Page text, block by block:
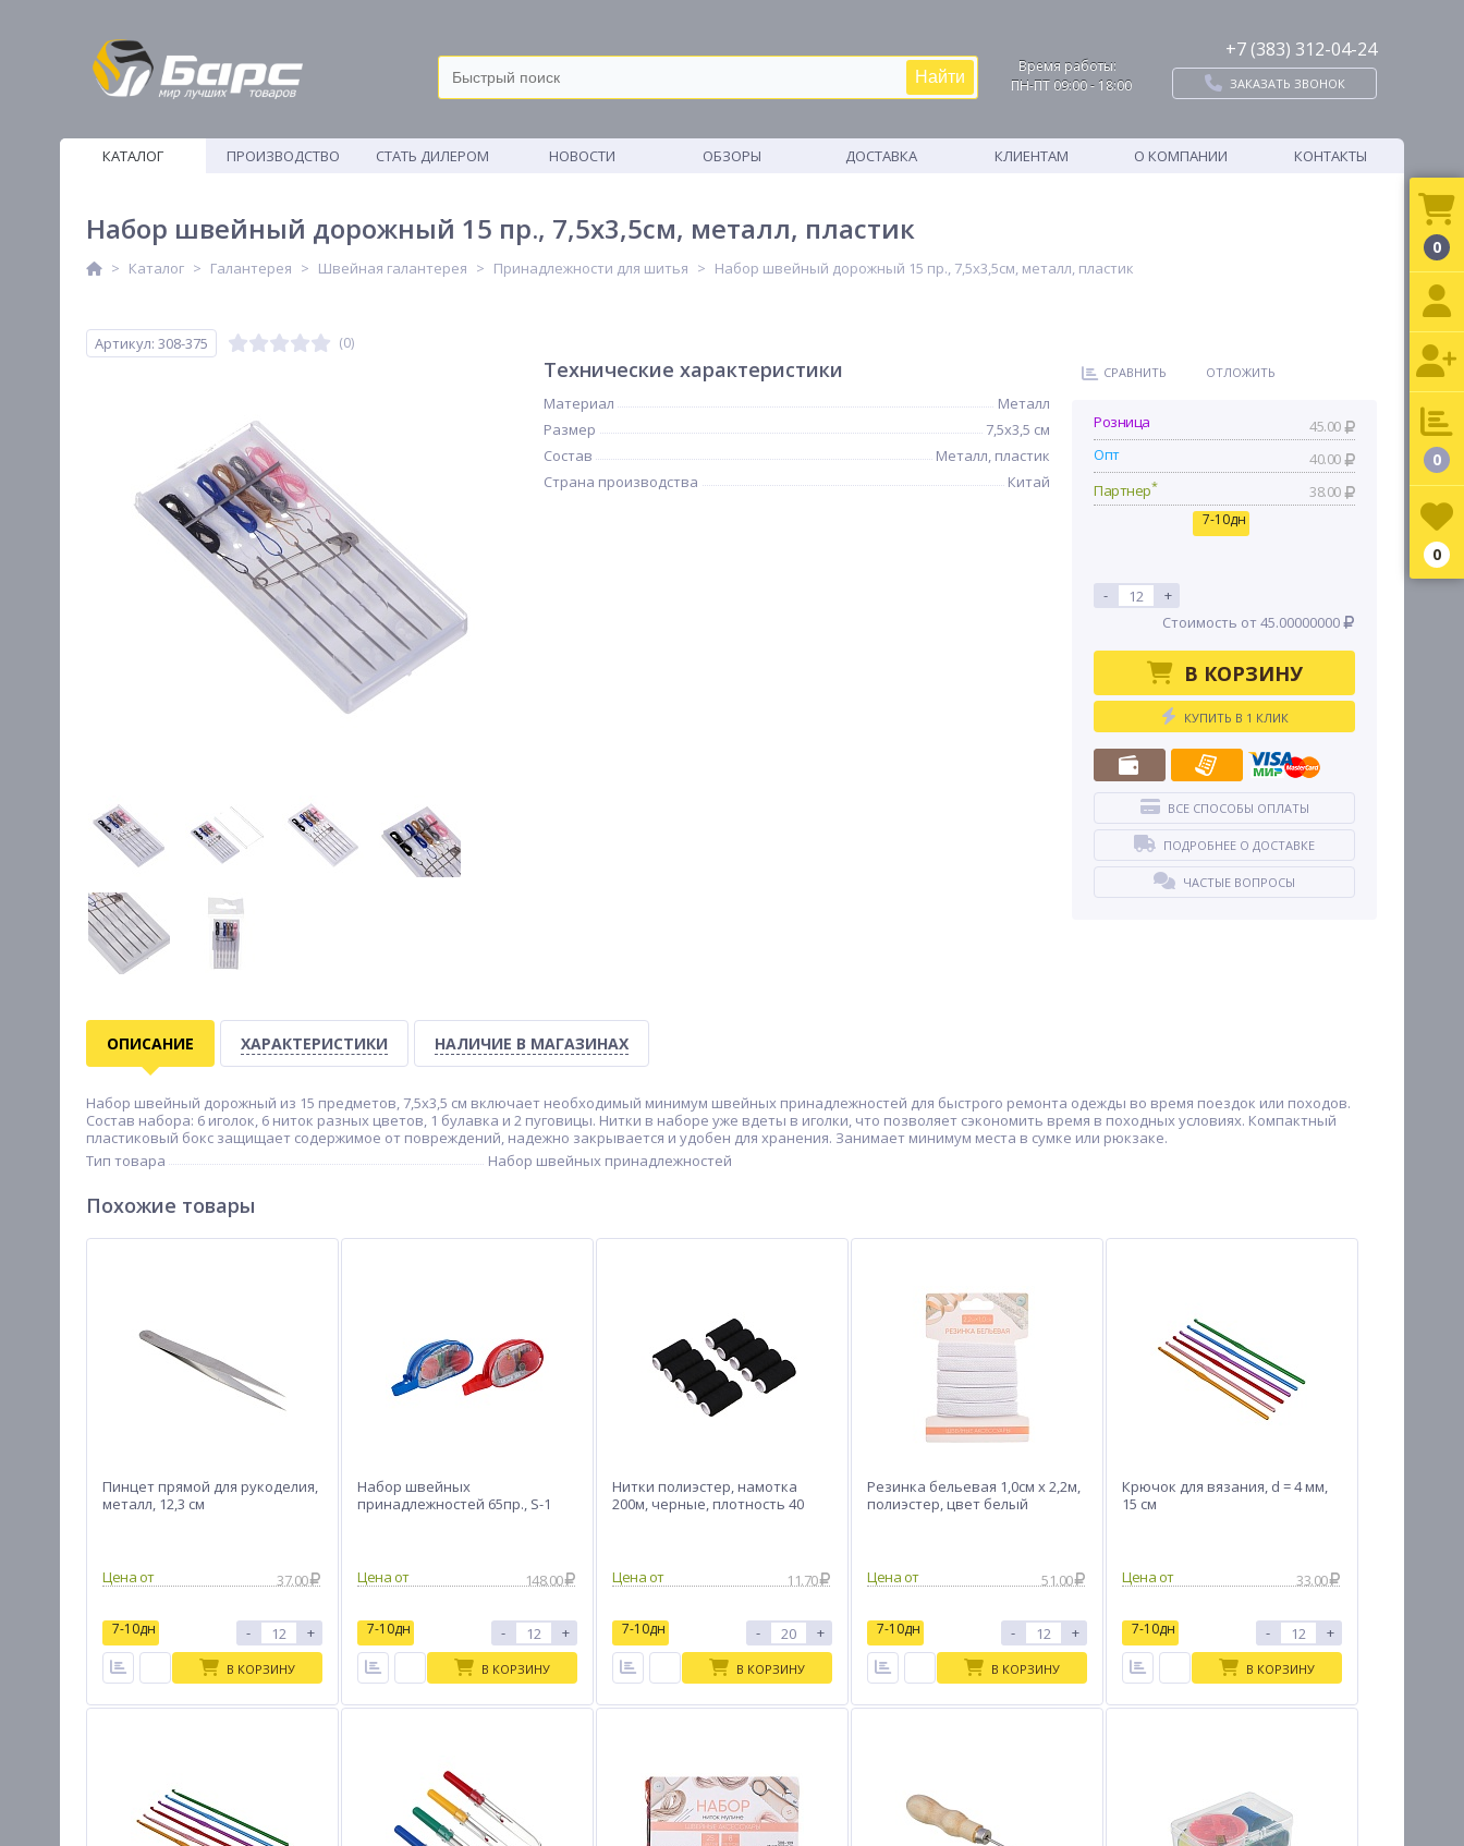
Найти
Время работы:
ПН-ПТ 09:00 - 18:00
+7 (383) 312-04-24
ЗАКАЗАТЬ ЗВОНОК
КАТАЛОГ
ПРОИЗВОДСТВО
СТАТЬ ДИЛЕРОМ НОВОСТИ ОБЗОРЫ ДОСТАВКА КЛИЕНТАМ О КОМПАНИИ КОНТАКТЫ
Набор швейный дорожный 15 пр., 7,5х3,5см, металл, пластик
Каталог Галантерея Швейная галантерея Принадлежности для шитья Набор швейный дорожный 15 пр., 7,5х3,5см, металл, пластик
Артикул: 308-375 (0)
Технические характеристики
Материал
Металл
Размер
7,5х3,5 см
Состав
Металл, пластик
Страна производства
Китай
СРАВНИТЬ ОТЛОЖИТЬ
Розница
45.00
Опт
40.00
Партнер* 38.00
7-10дн
-
+
Стоимость от 45.00000000
В КОРЗИНУ
КУПИТЬ В 1 КЛИК
ВСЕ СПОСОБЫ ОПЛАТЫ
ПОДРОБНЕЕ О ДОСТАВКЕ
ЧАСТЫЕ ВОПРОСЫ
ОПИСАНИЕ ХАРАКТЕРИСТИКИ НАЛИЧИЕ В МАГАЗИНАХ
Набор швейный дорожный из 15 предметов, 7,5х3,5 см включает необходимый минимум швейных принадлежностей для быстрого ремонта одежды во время поездок или походов.
Состав набора: 6 иголок, 6 ниток разных цветов, 1 булавка и 2 пуговицы. Нитки в наборе уже вдеты в иголки, что позволяет сэкономить время в походных условиях. Компактный
пластиковый бокс защищает содержимое от повреждений, надежно закрывается и удобен для хранения. Занимает минимум места в сумке или рюкзаке.
Тип товара
Набор швейных принадлежностей
Похожие товары
Пинцет прямой для рукоделия,
металл, 12,3 см
Цена от 37.00
7-10дн - +
В КОРЗИНУ
Набор швейных
принадлежностей 65пр., S-1
Цена от 148.00
7-10дн - +
В КОРЗИНУ
Нитки полиэстер, намотка
200м, черные, плотность 40
Цена от 11.70
7-10дн - +
В КОРЗИНУ
Резинка бельевая 1,0см х 2,2м,
полиэстер, цвет белый
Цена от 51.00
7-10дн - +
В КОРЗИНУ
Крючок для вязания, d = 4 мм,
15 см
Цена от 33.00
7-10дн - +
В КОРЗИНУ
0
0
0